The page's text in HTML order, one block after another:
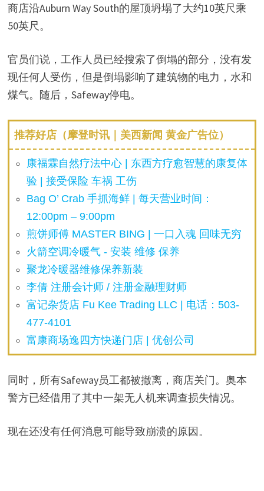
商店沿Auburn Way South的屋顶坍塌了大约10英尺乘
50英尺。
官员们说，工作人员已经搜索了倒塌的部分，没有发
现任何人受伤，但是倒塌影响了建筑物的电力，水和
煤气。随后，Safeway停电。
推荐好店（摩登时讯｜美西新闻 黄金广告位）
康福霖自然疗法中心 | 东西方疗愈智慧的康复体
验 | 接受保险 车祸 工伤
Bag O’ Crab 手抓海鲜 | 每天营业时间：
12:00pm – 9:00pm
煎饼师傅 MASTER BING | 一口入魂 回味无穷
火箭空调冷暖气 - 安装 维修 保养
聚龙冷暖器维修保养新装
李倩 注册会计师 / 注册金融理财师
富记杂货店 Fu Kee Trading LLC | 电话：503-
477-4101
富康商场逸四方快递门店 | 优创公司
同时，所有Safeway员工都被撤离，商店关门。奥本
警方已经借用了其中一架无人机来调查损失情况。
现在还没有任何消息可能导致崩溃的原因。